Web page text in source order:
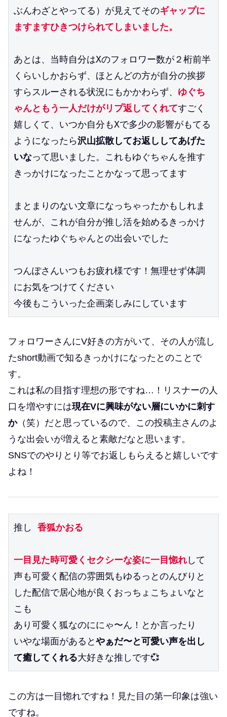
ぶんわざとやってる）が見えてそのギャップに
ますますひきつけられてしまいました。
あとは、当時自分はXのフォロワー数が２桁前半
くらいしかおらず、ほとんどの方が自分の挨拶
すらスルーされる状況にもかかわらず、 ゆぐち
ゃんともう一人だけがリプ返してくれてすごく
嬉しくて、いつか自分もXで多少の影響がもてる
ようになったら沢山拡散してお返ししてあげた
いなって思いました。これもゆぐちゃんを推す
きっかけになったことかなって思ってます
まとまりのない文章になっちゃったかもしれま
せんが、これが自分が推し活を始めるきっかけ
になったゆぐちゃんとの出会いでした
つんぽさんいつもお疲れ様です！無理せず体調
にお気をつけてください
今後もこういった企画楽しみにしています
フォロワーさんにV好きの方がいて、その人が流し
たshort動画で知るきっかけになったとのことで
す。
これは私の目指す理想の形ですね…！リスナーの人
口を増やすには現在Vに興味がない層にいかに刺す
か（笑）だと思っているので、この投稿主さんのよ
うな出会いが増えると素敵だなと思います。
SNSでのやりとり等でお返しもらえると嬉しいです
よね！
推し 香狐かおる
一目見た時可愛くセクシーな姿に一目惚れして
声も可愛く配信の雰囲気もゆるっとのんびりと
した配信で居心地が良くおっちょこちょいなと
こも
あり可愛く狐なのににゃ〜ん！とか言ったり
いやな場面があるとやぁだ〜と可愛い声を出し
て癒してくれる大好きな推しです💞
この方は一目惚れですね！見た目の第一印象は強い
ですね。